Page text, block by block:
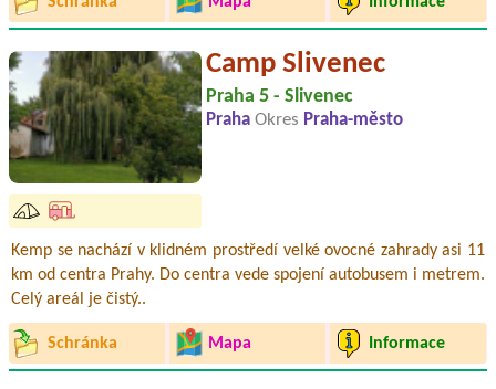
Camp Slivenec
Praha 5 - Slivenec
Praha Okres Praha-město
Kemp se nachází v klidném prostředí velké ovocné zahrady asi 11
km od centra Prahy. Do centra vede spojení autobusem i metrem.
Celý areál je čistý..
Schránka Mapa Informace